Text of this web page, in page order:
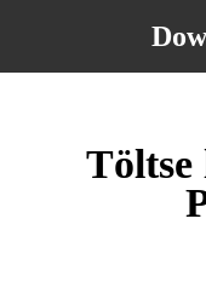
Töltse